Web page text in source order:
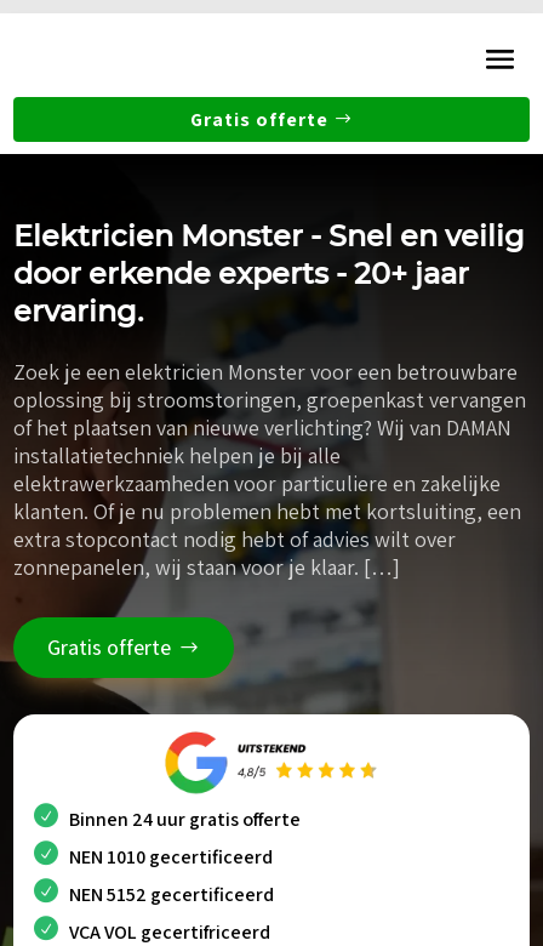
Gratis offerte
Elektricien Monster - Snel en veilig
door erkende experts - 20+ jaar
ervaring.
Zoek je een elektricien Monster voor een betrouwbare
oplossing bij stroomstoringen, groepenkast vervangen
of het plaatsen van nieuwe verlichting? Wij van DAMAN
installatietechniek helpen je bij alle
elektrawerkzaamheden voor particuliere en zakelijke
klanten. Of je nu problemen hebt met kortsluiting, een
extra stopcontact nodig hebt of advies wilt over
zonnepanelen, wij staan voor je klaar. […]
Gratis offerte
Binnen 24 uur gratis offerte
NEN 1010 gecertificeerd
NEN 5152 gecertificeerd
VCA VOL gecertifriceerd